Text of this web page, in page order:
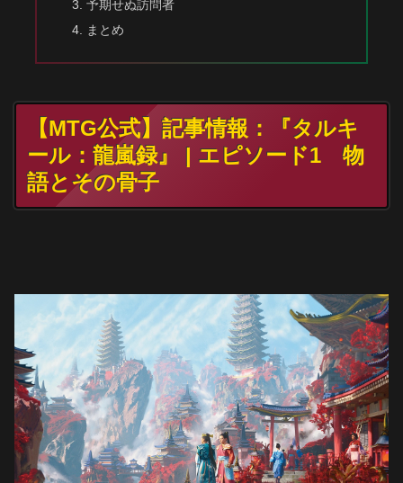
予期せぬ訪問者
まとめ
【MTG公式】記事情報：『タルキ
ール：龍嵐録』 | エピソード1 物
語とその骨子